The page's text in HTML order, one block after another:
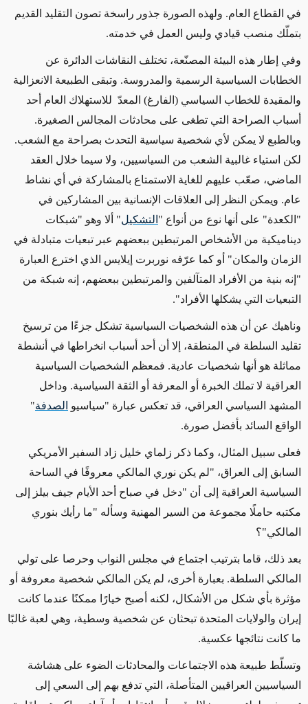
في القطاع العام. ولهذه الصورة جذور راسخة تصون التقليد القديم
بتملّك منصب قيادي وليس العمل في خدمته.
وفي إطار هذه البيئة المصنّعة، تختلف النقاشات الدائرة عن
الخطابات السياسية الرسمية والمدروسة. وتبقى الطبيعة الانعزالية
والمقيدة للخطاب السياسي (الفارغ) المعدّ للاستهلاك العام أحد
أسباب الصراحة التي تطغى على محادثات المجالس الصغيرة.
وبالطبع لا يمكن لأي شخصية سياسية التحدث بصراحة مع الشعب.
لكن استياء غالبية الشعب من السياسيين، ولا سيما خلال العقد
الماضي، صعّب عليهم للغاية الاستمتاع بالمشاركة في أي نشاط
عام. ويمكن النظر إلى العلاقات الإنسانية بين المشاركين في
"الكعدة" على أنها نوع من أنواع " التشكيل" ألا وهو "شبكات
ديناميكية من الأشخاص المرتبطين ببعضهم عبر تبعيات متبادلة في
الزمان والمكان" أو كما عرّفه نوربرت إيلايس الذي اخترع العبارة
"إنه بنية من الأفراد المتآلفين والمرتبطين ببعضهم، إنه شبكة من
التبعيات التي يشكلها الأفراد".
وناهيك عن أن هذه الشخصيات السياسية تشكل جزءًا من ترسيخ
تقليد السلطة في المنطقة، إلا أن أحد أسباب انخراطها في أنشطة
مماثلة هو أنها شخصيات عادية. فمعظم الشخصيات السياسية
العراقية لا تملك الخبرة أو المعرفة أو الثقة السياسية. وداخل
المشهد السياسي العراقي، قد تعكس عبارة "سياسيو الصدفة"
الواقع السائد بأفضل صورة.
فعلى سبيل المثال، وكما ذكر زلماي خليل زاد السفير الأمريكي
السابق إلى العراق، "لم يكن نوري المالكي معروفًا في الساحة
السياسية العراقية إلى أن "دخل في صباح أحد الأيام جيف بيلز إلى
مكتبه حاملًا مجموعة من السير المهنية وسأله "ما رأيك بنوري
المالكي"؟
بعد ذلك، قاما بترتيب اجتماع في مجلس النواب وحرصا على تولي
المالكي السلطة. بعبارة أخرى، لم يكن المالكي شخصية معروفة أو
مؤثرة بأي شكل من الأشكال، لكنه أصبح خيارًا ممكنًا عندما كانت
إيران والولايات المتحدة تبحثان عن شخصية وسطية، وهي لعبة غالبًا
ما كانت نتائجها عكسية.
وتسلّط طبيعة هذه الاجتماعات والمحادثات الضوء على هشاشة
السياسيين العراقيين المتأصلة، التي تدفع بهم إلى السعي إلى